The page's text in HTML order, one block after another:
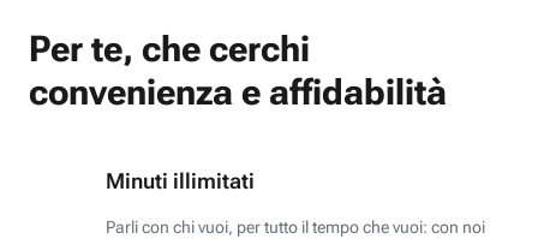
Per te, che cerchi
convenienza e affidabilità
Minuti illimitati
Parli con chi vuoi, per tutto il tempo che vuoi: con noi